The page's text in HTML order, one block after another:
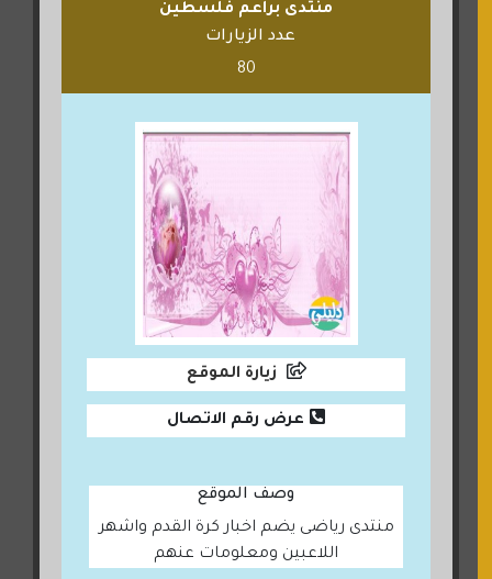
منتدى براعم فلسطين
عدد الزيارات
80
زيارة الموقع
عرض رقم الاتصال
وصف الموقع
منتدى رياضى يضم اخبار كرة القدم واشهر
اللاعبين ومعلومات عنهم